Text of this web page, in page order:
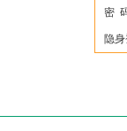
密
隐